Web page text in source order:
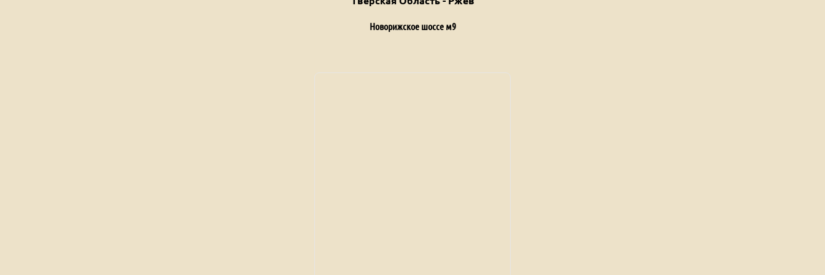
Новорижское шоссе м9